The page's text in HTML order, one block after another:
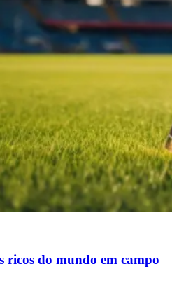
ricos do mundo em campo